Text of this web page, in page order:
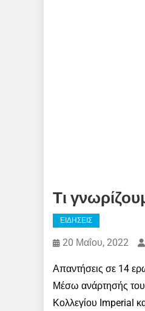
Τι
ΕΙΔΗΣΕΙΣ
20 Μαΐου, 2022
Απαντήσεις σε 14
Μέσω ανάρτησής του
Κολλεγίου Imperial